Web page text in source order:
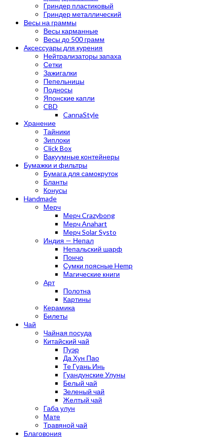
Гриндер пластиковый
Гриндер металлический
Весы на граммы
Весы карманные
Весы до 500 грамм
Аксессуары для курения
Нейтрализаторы запаха
Сетки
Зажигалки
Пепельницы
Подносы
Японские капли
CBD
CannaStyle
Хранение
Тайники
Зиплоки
Click Box
Вакуумные контейнеры
Бумажки и фильтры
Бумага для самокруток
Бланты
Конусы
Handmade
Мерч
Мерч Crazybong
Мерч Anahart
Мерч Solar Systo
Индия — Непал
Непальский шарф
Пончо
Сумки поясные Hemp
Магические книги
Арт
Полотна
Картины
Керамика
Билеты
Чай
Чайная посуда
Китайский чай
Пуэр
Да Хун Пао
Те Гуань Инь
Гуандунские Улуны
Белый чай
Зеленый чай
Желтый чай
Габа улун
Мате
Травяной чай
Благовония